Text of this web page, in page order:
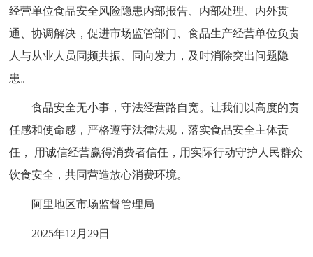
经营单位食品安全风险隐患内部报告、内部处理、内外贯
通、协调解决，促进市场监管部门、食品生产经营单位负责
人与从业人员同频共振、同向发力，及时消除突出问题隐
患。
食品安全无小事，守法经营路自宽。让我们以高度的责
任感和使命感，严格遵守法律法规，落实食品安全主体责
任， 用诚信经营赢得消费者信任，用实际行动守护人民群众
饮食安全，共同营造放心消费环境。
阿里地区市场监督管理局
2025年12月29日